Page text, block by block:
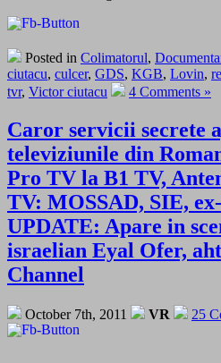
Posted in Colimatorul,
ciutacu, culcer, GDS, KGB, Lovin,
tvr, Victor ciutacu 4 Comments »
Caror servicii secrete
televiziunile din
Pro TV la B1 TV,
TV: MOSSAD, SIE,
UPDATE: Apare in
israelian Eyal Ofer,
Channel
October 7th, 2011 VR 25